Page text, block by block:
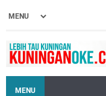
MENU